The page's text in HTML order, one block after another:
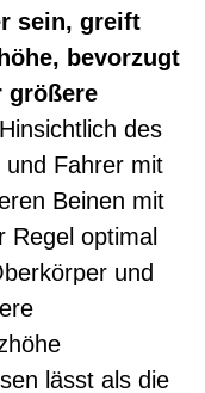
sein, greift
bevorzugt
größere
des
und Fahrer mit
Beinen mit
Regel optimal
und
lässt als die